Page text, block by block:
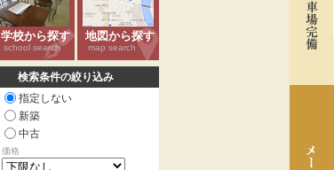
学校から探す
school search
地図から探す
map search
検索条件の絞り込み
指定しない
新築
中古
価格